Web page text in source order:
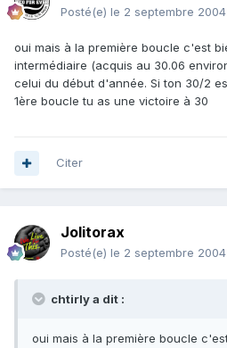
Posté(e) le 2 septembre 2004
oui mais à la première boucle c'est
intermédiaire (acquis au 30.06
celui du début d'année. Si ton 30/2
1ère boucle tu as une victoire à 30
Citer
Jolitorax
Posté(e) le 2 septembre 2004
chtirly a dit :
oui mais à la première boucle